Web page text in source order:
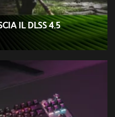
il DLSS 4.5